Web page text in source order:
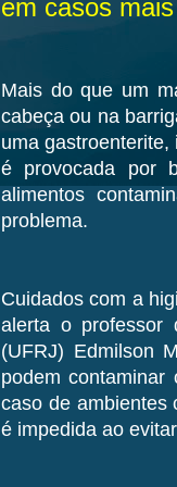
em casos
Mais do que um
cabeça ou na
uma
é provocada por
alimentos
problema.
Cuidados com a
alerta o professor
(UFRJ) Edmilson
podem
caso de ambientes
é impedida ao